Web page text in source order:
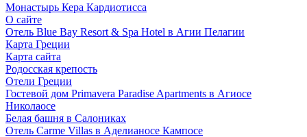
Монастырь Кера Кардиотисса
О сайте
Отель Blue Bay Resort & Spa Hotel в Агии Пелагии
Карта Греции
Карта сайта
Родосская крепость
Отели Греции
Гостевой дом Primavera Paradise Apartments в Агиосе
Николаосе
Белая башня в Салониках
Отель Carme Villas в Аделианосе Кампосе